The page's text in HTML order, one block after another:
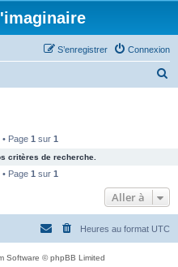
Connexion
S’enregistrer
c
e
Page 1 sur 1
critères de recherche.
Page 1 sur 1
Aller à
Heures au format UTC
Software © phpBB Limited